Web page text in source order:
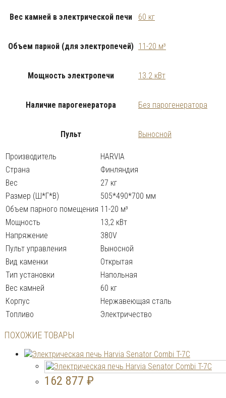
Вес камней в электрической печи 60 кг
Объем парной (для электропечей) 11-20 м³
Мощность электропечи 13.2 кВт
Наличие парогенератора Без парогенератора
Пульт Выносной
Производитель
HARVIA
Страна
Финляндия
Вес
27 кг
Размер (Ш*Г*В)
505*490*700 мм
Объем парного помещения 11-20 м³
Мощность
13,2 кВт
Напряжение
380V
Пульт управления
Выносной
Вид каменки
Открытая
Тип установки
Напольная
Вес камней
60 кг
Корпус
Нержавеющая сталь
Топливо
Электричество
ПОХОЖИЕ ТОВАРЫ
162 877 ₽